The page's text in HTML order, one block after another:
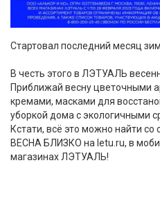
Стартовал последний месяц
В честь этого в ЛЭТУАЛЬ
Приближай весну цветочными
кремами, масками для
уборкой дома с экологичными
Кстати, всё это можно найти со
ВЕСНА БЛИЗКО на letu.ru, в
магазинах ЛЭТУАЛЬ!